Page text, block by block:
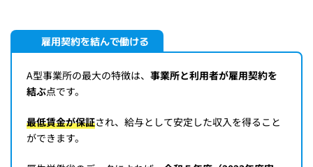
雇用契約を結んで働ける
A型事業所の最大の特徴は、 事業所と利用者が雇用契約を
結ぶ点です。
最低賃金が保証され、給与として安定した収入を得ること
ができます。